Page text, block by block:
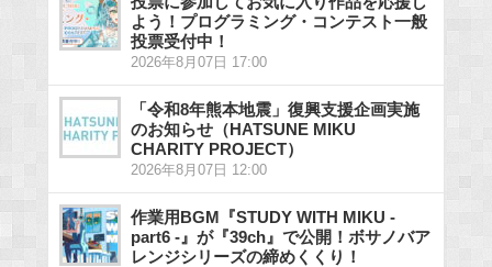
よう！プログラミング・コンテスト一般
投票受付中！
2026年8月07日 17:00
「令和8年熊本地震」復興支援企画実施
のお知らせ（HATSUNE MIKU
CHARITY PROJECT）
2026年8月07日 12:00
作業用BGM『STUDY WITH MIKU -
part6 -』が『39ch』で公開！ボサノバア
レンジシリーズの締めくくり！